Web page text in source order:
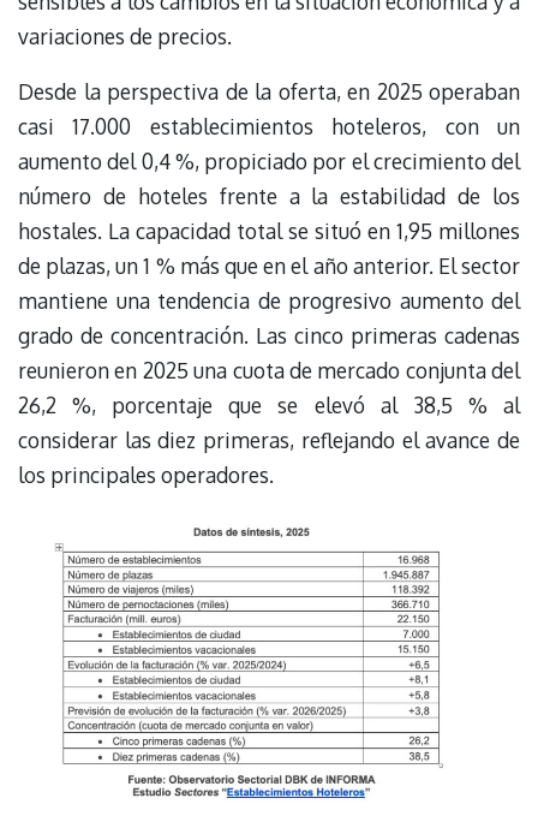
variaciones de precios.
Desde la perspectiva de la oferta, en 2025 operaban
casi 17.000 establecimientos hoteleros, con un
aumento del 0,4 %, propiciado por el crecimiento del
número de hoteles frente a la estabilidad de los
hostales. La capacidad total se situó en 1,95 millones
de plazas, un 1 % más que en el año anterior. El sector
mantiene una tendencia de progresivo aumento del
grado de concentración. Las cinco primeras cadenas
reunieron en 2025 una cuota de mercado conjunta del
26,2 %, porcentaje que se elevó al 38,5 % al
considerar las diez primeras, reflejando el avance de
los principales operadores.